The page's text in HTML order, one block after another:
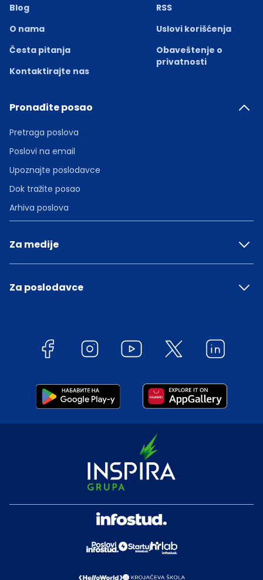
Blog
O nama
Česta pitanja
Kontaktirajte nas
RSS
Uslovi korišćenja
Obaveštenje o
privatnosti
Pronađite posao
Pretraga poslova
Poslovi na email
Upoznajte poslodavce
Dok tražite posao
Arhiva poslova
Za medije
Za poslodavce